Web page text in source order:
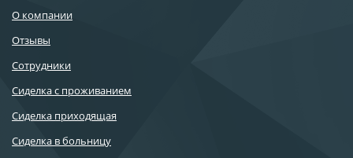
О компании
Отзывы
Сотрудники
Сиделка с проживанием
Сиделка приходящая
Сиделка в больницу